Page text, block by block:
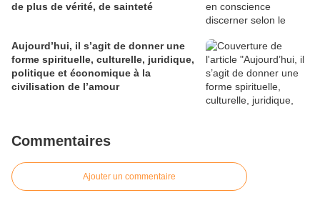
de plus de vérité, de sainteté
Aujourd’hui, il s’agit de donner une
forme spirituelle, culturelle, juridique,
politique et économique à la
civilisation de l’amour
Commentaires
Ajouter un commentaire